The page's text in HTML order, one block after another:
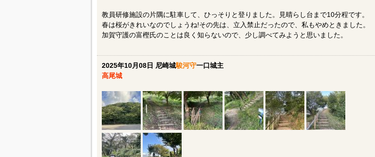
教員研修施設の片隅に駐車して、ひっそりと登りました。見晴らし台まで10分程です。
春は桜がきれいなのでしょうね!その先は、立入禁止だったので、私もやめときました。
加賀守護の富樫氏のことは良く知らないので、少し調べてみようと思いました。
2025年10月08日 尼崎城駿河守一口城主
高尾城